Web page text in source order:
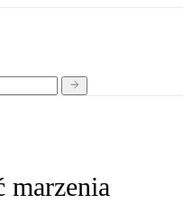
marzenia